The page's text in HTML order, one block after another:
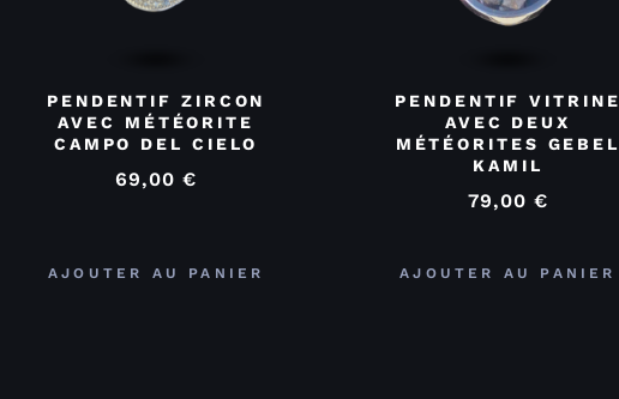
PENDENTIF ZIRCON
AVEC MÉTÉORITE
CAMPO DEL CIELO
69,00€
AJOUTER AU PANIER
PENDENTIF VITRINE
AVEC DEUX
MÉTÉORITES GEBEL
KAMIL
79,00 €
AJOUTER AU PANIER